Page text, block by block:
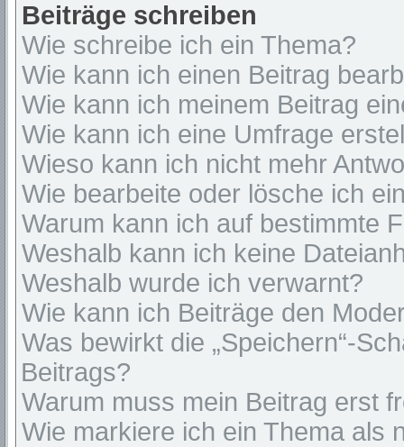
Beiträge schreiben
Wie schreibe ich ein Thema?
Wie kann ich einen Beitrag
Wie kann ich meinem Beitrag
Wie kann ich eine Umfrage
Wieso kann ich nicht mehr
Wie bearbeite oder lösche ich
Warum kann ich auf bestimmte
Weshalb kann ich keine
Weshalb wurde ich verwarnt?
Wie kann ich Beiträge den
Was bewirkt die „Speichern“-
Beitrags?
Warum muss mein Beitrag erst
Wie markiere ich ein Thema als